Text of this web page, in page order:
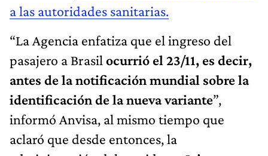
a las autoridades sanitarias.
“La Agencia enfatiza que el ingreso del
pasajero a Brasil ocurrió el 23/11, es decir,
antes de la notificación mundial sobre la
identificación de la nueva variante”,
informó Anvisa, al mismo tiempo que
aclaró que desde entonces, la